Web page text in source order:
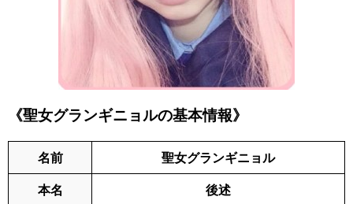
《聖女グランギニョルの基本情報》
名前 聖女グランギニョル
本名 後述